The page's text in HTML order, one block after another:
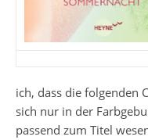
ich, dass die folgenden
sich nur in der
passend zum Titel